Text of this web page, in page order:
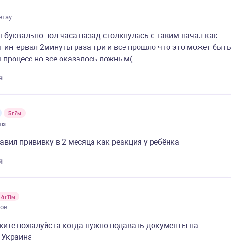
буквально пол часа назад столкнулась с таким начал как
интервал 2минуты раза три и все прошло что это может быть
но все оказалось ложным(
5г7м
прививку в 2 месяца как реакция у ребёнка
4г11м
пожалуйста когда нужно подавать документы на